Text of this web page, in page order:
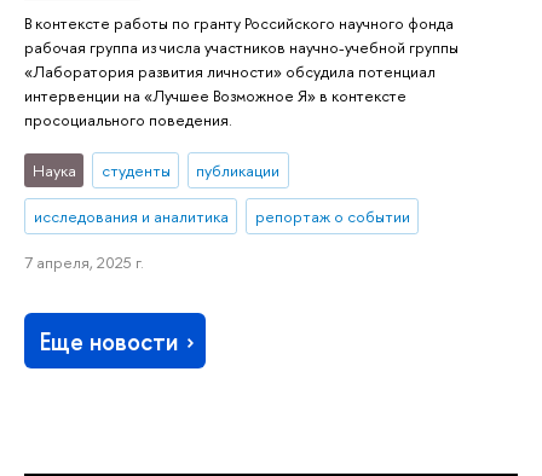
В контексте работы по гранту Российского научного фонда
рабочая группа из числа участников научно-учебной группы
«Лаборатория развития личности» обсудила потенциал
интервенции на «Лучшее Возможное Я» в контексте
просоциального поведения.
Наука студенты публикации
исследования и аналитика репортаж о событии
7 апреля, 2025 г.
Еще новости